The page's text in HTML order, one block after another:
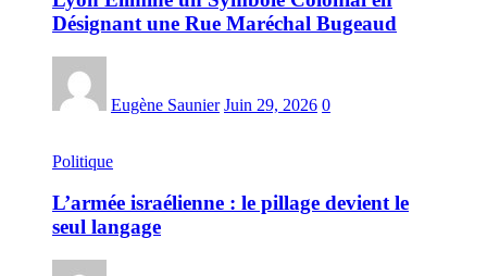
Désignant une Rue Maréchal Bugeaud
Eugène Saunier Juin 29, 2026 0
Politique
L’armée israélienne : le pillage devient le
seul langage